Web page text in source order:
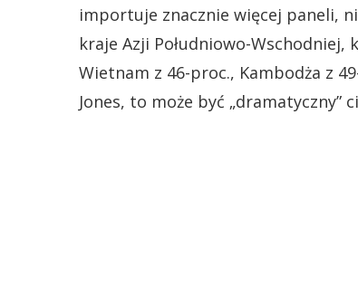
importuje znacznie więcej paneli,
kraje Azji Południowo-
Wietnam z 46-proc., Kambodża z
Jones, to może być „dramatyczny”